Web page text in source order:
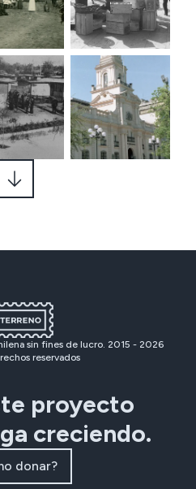
sin fines de lucro. 2015 - 2026
reservados
proyecto
creciendo.
donar?